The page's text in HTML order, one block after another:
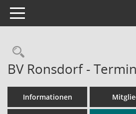
Toggle navigation
Rechercheauswahl
BV Ronsdorf -
Informationen